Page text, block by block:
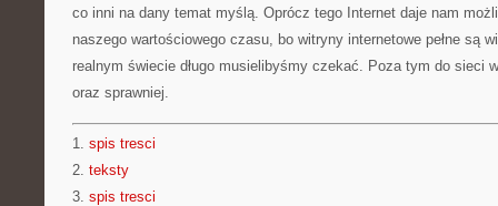
co inni na dany temat myślą. Oprócz tego Internet daje nam
naszego wartościowego czasu, bo witryny internetowe pełne są
realnym świecie długo musielibyśmy czekać. Poza tym do sieci
oraz sprawniej.
1. spis tresci
2. teksty
3. spis tresci